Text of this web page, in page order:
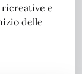
e
delle